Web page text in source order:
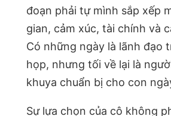
đoạn phải tự mình sắp xếp
gian, cảm xúc, tài chính và
Có những ngày là lãnh đạo
họp, nhưng tối về lại là
khuya chuẩn bị cho con
Sự lựa chọn của cô không